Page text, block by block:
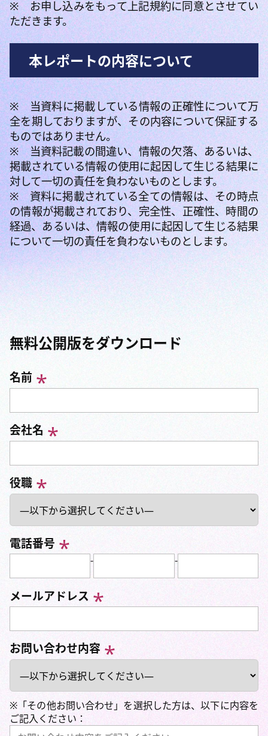
※ お申し込みをもって上記規約に同意とさせてい
ただきます。
本レポートの内容について
※ 当資料に掲載している情報の正確性について万
全を期しておりますが、その内容について保証する
ものではありません。
※ 当資料記載の間違い、情報の欠落、あるいは、
掲載されている情報の使用に起因して生じる結果に
対して一切の責任を負わないものとします。
※ 資料に掲載されている全ての情報は、その時点
の情報が掲載されており、完全性、正確性、時間の
経過、あるいは、情報の使用に起因して生じる結果
について一切の責任を負わないものとします。
無料公開版をダウンロード
名前
会社名
役職
電話番号
- -
メールアドレス
お問い合わせ内容
※「その他お問い合わせ」を選択した方は、以下に内容を
ご記入ください：